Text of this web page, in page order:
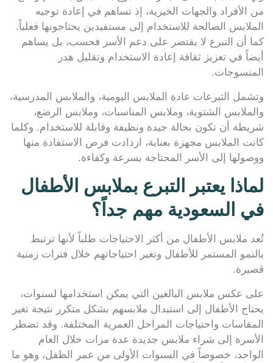
من الأفراد والجهات الخيرية، إذ تساهم في إعادة توجيه
الملابس الصالحة للاستخدام إلى مستفيدين يحتاجونها فعلياً.
كما أن التبرع لا يقتصر على دعم الأسر فحسب، بل يساهم
أيضاً في تعزيز ثقافة إعادة الاستخدام وتقليل هدر
المنسوجات.
وتشمل التبرعات عادة الملابس اليومية، والملابس المدرسية،
والملابس الشتوية، وملابس المناسبات، وملابس الرضع،
شريطة أن تكون بحالة جيدة ونظيفة وقابلة للاستخدام. وكلما
كانت الملابس مجهزة بعناية، ازدادت فرص الاستفادة منها
ووصولها إلى الأسر المحتاجة بسرعة وكفاءة.
لماذا يعتبر التبرع بملابس الأطفال
في السعودية مهم جداً؟
تُعد ملابس الأطفال من أكثر الاحتياجات طلباً لأنها ترتبط
بالنمو المستمر للأطفال وتغير احتياجاتهم خلال فترات زمنية
قصيرة.
على عكس ملابس البالغين التي يمكن استخدامها لسنوات،
يحتاج الأطفال إلى استبدال ملابسهم بشكل متكرر نتيجة تغير
المقاسات واحتياجات المراحل العمرية المختلفة. وقد تضطر
الأسرة إلى شراء ملابس جديدة عدة مرات خلال العام
الواحد، خصوصاً في السنوات الأولى من عمر الطفل، وهو ما